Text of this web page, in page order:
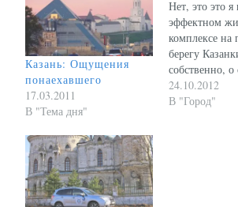
Казань: Ощущения
понаехавшего
17.03.2011
В "Тема дня"
Нет, это это я
эффектном
комплексе на
берегу
собственно,
береге. Ведь
новыми
24.10.2012
В "Город"